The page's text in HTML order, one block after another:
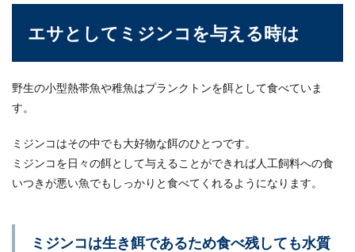
エサとしてミジンコを与える時は
野生の小型熱帯魚や稚魚はプランクトンを餌として食べていま
す。
ミジンコはその中でも大好物な餌のひとつです。
ミジンコを日々の餌として与えることができれば人工飼料への食
いつきが悪い魚でもしっかりと食べてくれるようになります。
ミジンコは生き餌であるため食べ残しても水質